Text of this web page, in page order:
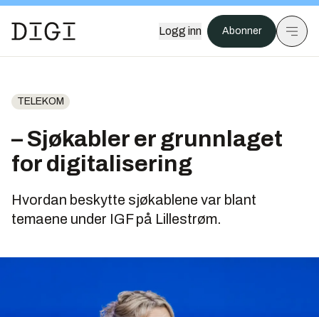
Logg inn Abonner
TELEKOM
– Sjøkabler er grunnlaget
for digitalisering
Hvordan beskytte sjøkablene var blant
temaene under IGF på Lillestrøm.